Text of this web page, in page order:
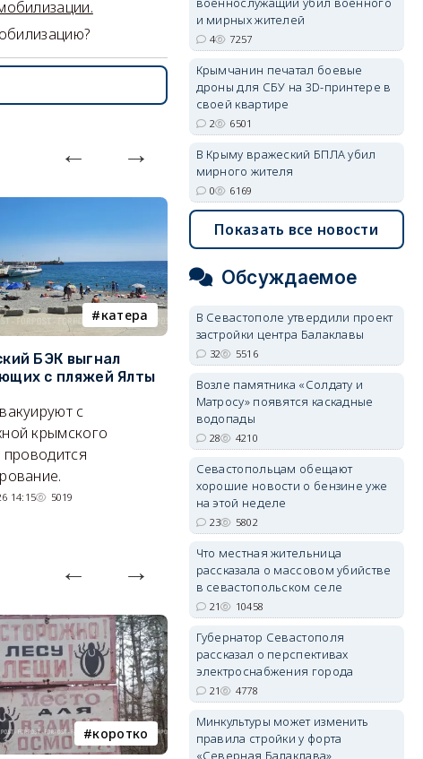
катера
БЭК выгнал
с пляжей Ялты
с
крымского
проводится
14:15 5019
электроснабжение
Губернатор Севастополя
рассказал о перспективах
электроснабжения города
Энергетики, подчеркнул он,
делают практически
невозможное.
07/08/2026 10:13 4767
коротко Балаклава
erid: 2SDnjdvhGXG
и мирных жителей
4 7257
Крымчанин печатал боевые
дроны для СБУ на 3D-принтере в
своей квартире
2 6501
В Крыму вражеский БПЛА убил
мирного жителя
0 6169
Показать все новости
Обсуждаемое
В Севастополе утвердили проект
застройки центра Балаклавы
32 5516
Возле памятника «Солдату и
Матросу» появятся каскадные
водопады
28 4210
Севастопольцам обещают
хорошие новости о бензине уже
на этой неделе
23 5802
Что местная жительница
рассказала о массовом убийстве
в севастопольском селе
21 10458
Губернатор Севастополя
рассказал о перспективах
электроснабжения города
21 4778
Минкультуры может изменить
правила стройки у форта
«Северная Балаклава»